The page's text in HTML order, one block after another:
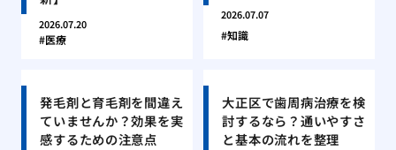
2026.07.20
医療
2026.07.07
知識
発毛剤と育毛剤を間違え
ていませんか？効果を実
感するための注意点
大正区で歯周病治療を検
討するなら？通いやすさ
と基本の流れを整理